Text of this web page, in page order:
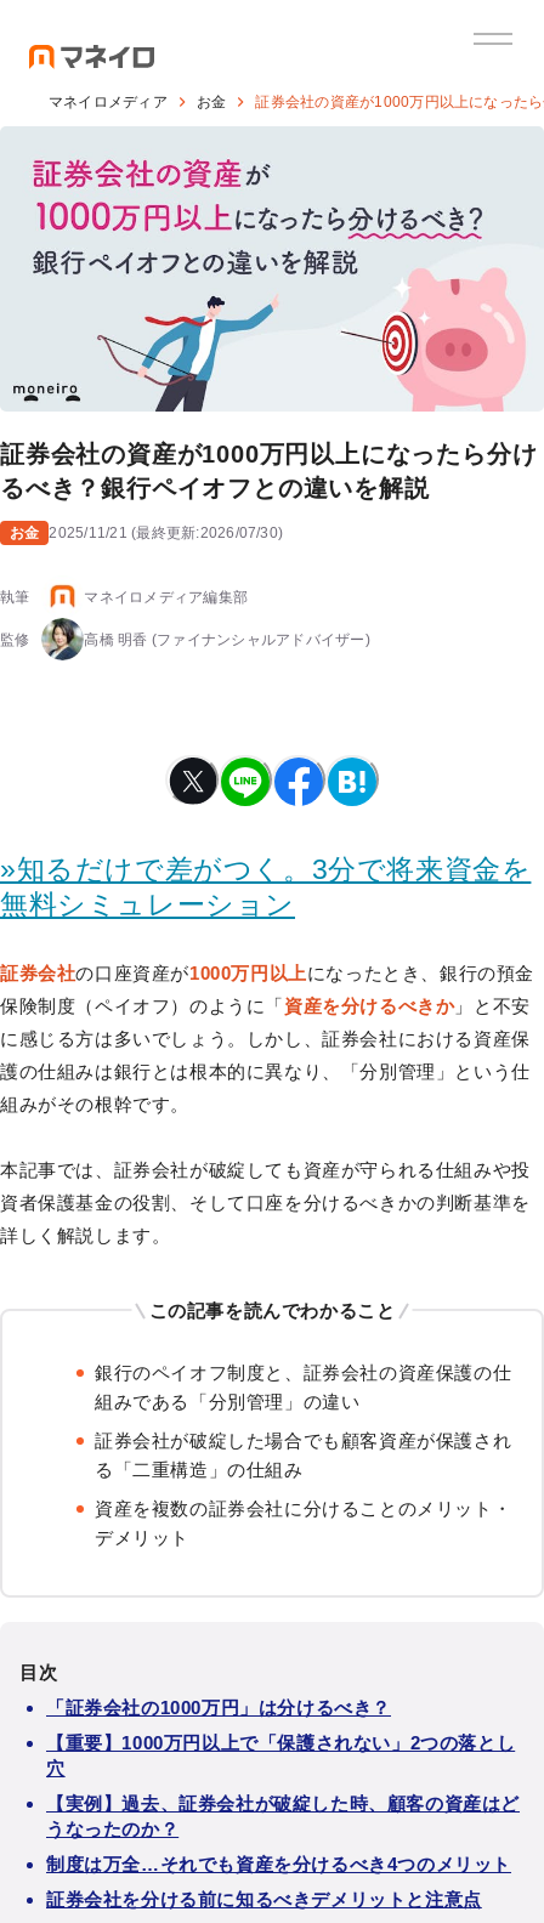
マネイロメディア お金 証券会社の資産が1000万円以上になった
証券会社の資産が1000万円以上になったら分け
るべき？銀行ペイオフとの違いを解説
お金 2025/11/21 (最終更新:2026/07/30)
執筆 マネイロメディア編集部
監修 高橋 明香 (ファイナンシャルアドバイザー)
»知るだけで差がつく。3分で将来資金を
無料シミュレーション
証券会社の口座資産が1000万円以上になったとき、銀行の預金
保険制度（ペイオフ）のように「資産を分けるべきか」と不安
に感じる方は多いでしょう。しかし、証券会社における資産保
護の仕組みは銀行とは根本的に異なり、「分別管理」という仕
組みがその根幹です。
本記事では、証券会社が破綻しても資産が守られる仕組みや投
資者保護基金の役割、そして口座を分けるべきかの判断基準を
詳しく解説します。
この記事を読んでわかること
銀行のペイオフ制度と、証券会社の資産保護の仕
組みである「分別管理」の違い
証券会社が破綻した場合でも顧客資産が保護され
る「二重構造」の仕組み
資産を複数の証券会社に分けることのメリット・
デメリット
目次
「証券会社の1000万円」は分けるべき？
【重要】1000万円以上で「保護されない」2つの落とし
穴
【実例】過去、証券会社が破綻した時、顧客の資産はど
うなったのか？
制度は万全…それでも資産を分けるべき4つのメリット
証券会社を分ける前に知るべきデメリットと注意点